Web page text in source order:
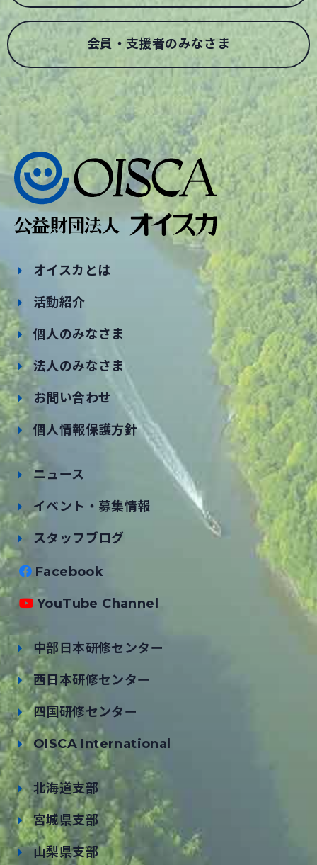
会員・支援者のみなさま
オイスカとは
活動紹介
個人のみなさま
法人のみなさま
お問い合わせ
個人情報保護方針
ニュース
イベント・募集情報
スタッフブログ
Facebook
YouTube Channel
中部日本研修センター
西日本研修センター
四国研修センター
OISCA International
北海道支部
宮城県支部
山梨県支部